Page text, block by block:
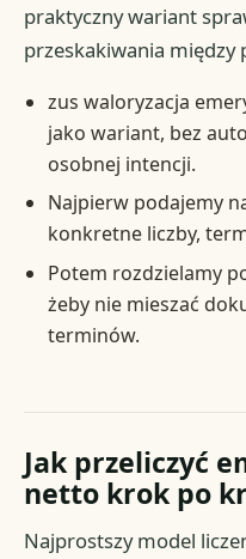
praktyczny wariant
przeskakiwania
zus waloryzacja
jako wariant, bez
osobnej intencji.
Najpierw podajemy
konkretne liczby,
Potem rozdzielamy
żeby nie mieszać
terminów.
Jak przeliczyć
netto krok po
Najprostszy model